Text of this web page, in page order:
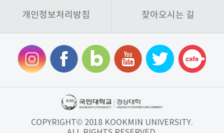
개인정보처리방침 찾아오시는 길
COPYRIGHT© 2018 KOOKMIN UNIVERSITY.